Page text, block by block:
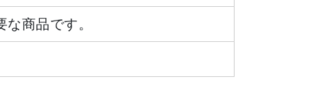
商品です。